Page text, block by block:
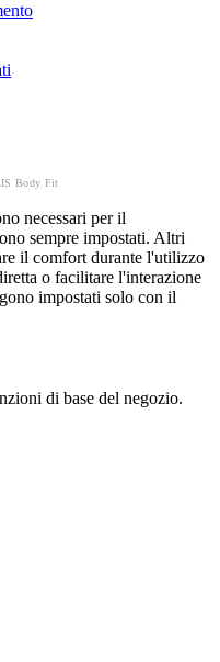
Body Fit
necessari per il
sempre impostati. Altri
il comfort durante l'utilizzo
o facilitare l'interazione
impostati solo con il
di base del negozio.